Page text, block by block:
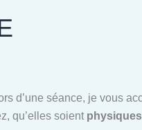
d’une séance, je vous
qu’elles soient physiques